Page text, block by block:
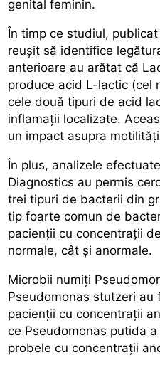
genital feminin.
În timp ce studiul,
reușit să identifice
anterioare au arătat că
produce acid L-lactic (cel
cele două tipuri de acid
inflamații localizate.
un impact asupra
În plus, analizele
Diagnostics au permis
trei tipuri de bacterii din
tip foarte comun de
pacienții cu concentrații
normale, cât și anormale.
Microbii numiți
Pseudomonas stutzeri au
pacienții cu concentrații
ce Pseudomonas putida
probele cu concentrații